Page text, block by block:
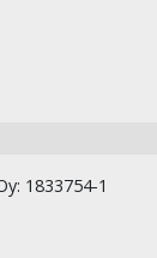
1833754-1